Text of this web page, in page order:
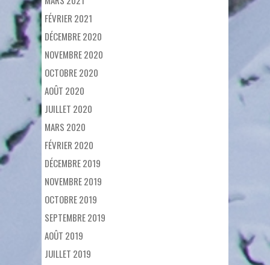
FÉVRIER 2021
DÉCEMBRE 2020
NOVEMBRE 2020
OCTOBRE 2020
AOÛT 2020
JUILLET 2020
MARS 2020
FÉVRIER 2020
DÉCEMBRE 2019
NOVEMBRE 2019
OCTOBRE 2019
SEPTEMBRE 2019
AOÛT 2019
JUILLET 2019